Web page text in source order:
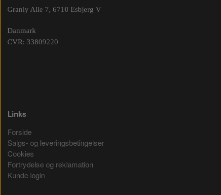
Granly Alle 7, 6710 Esbjerg V
Danmark
CVR: 33809220
Links
Forside
Salgs- og leveringsbetingelser
Cookies
Fortrydelse og reklamation
Kunde login